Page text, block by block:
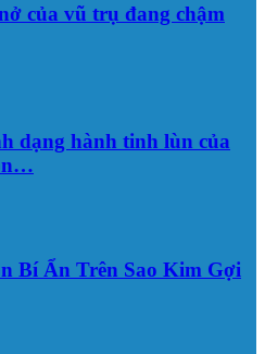
của vũ trụ đang chậm
dạng hành tinh lùn của
Bí Ẩn Trên Sao Kim Gợi